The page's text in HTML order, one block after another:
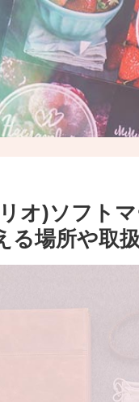
リオ)ソフト
る場所や取